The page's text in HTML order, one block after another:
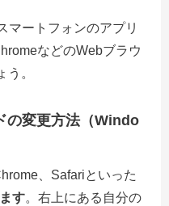
ートフォンのアプリ
などのWebブラウ
。
の変更方法（Windo
、Safariといった
す。右上にある自分の